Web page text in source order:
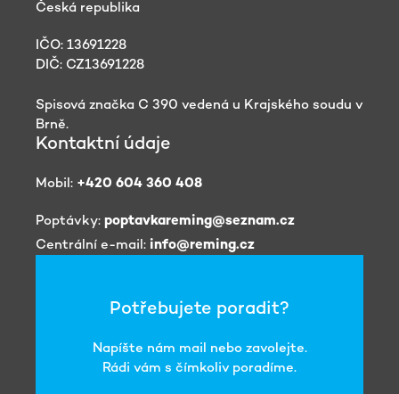
Česká republika
IČO: 13691228
DIČ: CZ13691228
Spisová značka C 390 vedená u Krajského soudu v
Brně.
Kontaktní údaje
Mobil: +420 604 360 408
Poptávky: poptavkareming@seznam.cz
Centrální e-mail: info@reming.cz
Potřebujete poradit?
Napíšte nám mail nebo zavolejte.
Rádi vám s čímkoliv poradíme.